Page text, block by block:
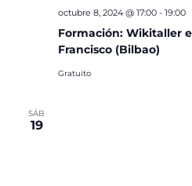
Formación: Wikitaller
Francisco (Bilbao)
octubre 8, 2024 @ 17:00- 19:00
Gratuito
SÁB
19